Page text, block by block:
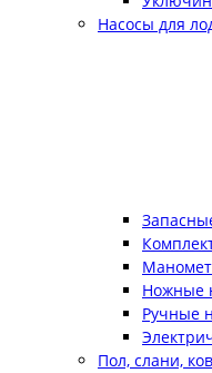
Насосы для
Ножные
Ручные
Пол, слани,